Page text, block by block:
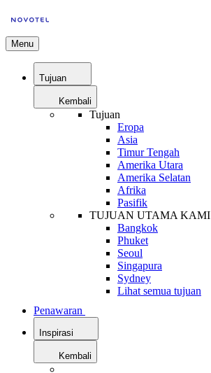
Menu
Tujuan
Kembali
Tujuan
Eropa
Asia
Timur Tengah
Amerika Utara
Amerika Selatan
Afrika
Pasifik
TUJUAN UTAMA KAMI
Bangkok
Phuket
Seoul
Singapura
Sydney
Lihat semua tujuan
Penawaran
Inspirasi
Kembali